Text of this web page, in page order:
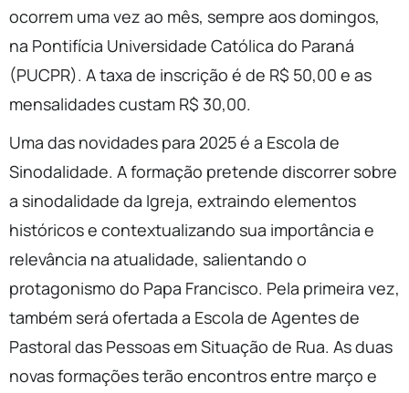
ocorrem uma vez ao mês, sempre aos domingos,
na Pontifícia Universidade Católica do Paraná
(PUCPR). A taxa de inscrição é de R$ 50,00 e as
mensalidades custam R$ 30,00.
Uma das novidades para 2025 é a Escola de
Sinodalidade. A formação pretende discorrer sobre
a sinodalidade da Igreja, extraindo elementos
históricos e contextualizando sua importância e
relevância na atualidade, salientando o
protagonismo do Papa Francisco. Pela primeira vez,
também será ofertada a Escola de Agentes de
Pastoral das Pessoas em Situação de Rua. As duas
novas formações terão encontros entre março e